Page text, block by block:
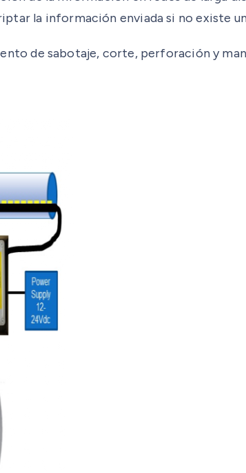
la información enviada si no existe
de sabotaje, corte, perforación y